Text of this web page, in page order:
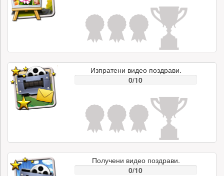
Изпратени видео поздрави.
0/10
Получени видео поздрави.
0/10